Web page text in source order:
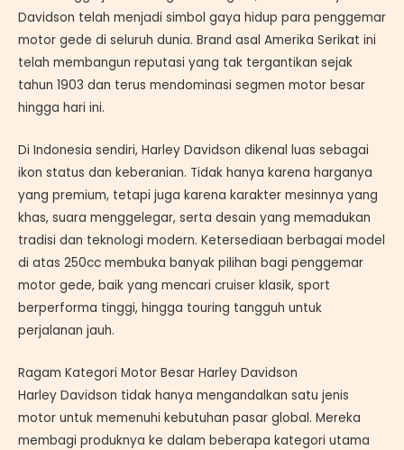
Davidson telah menjadi simbol gaya hidup para penggemar
motor gede di seluruh dunia. Brand asal Amerika Serikat ini
telah membangun reputasi yang tak tergantikan sejak
tahun 1903 dan terus mendominasi segmen motor besar
hingga hari ini.
Di Indonesia sendiri, Harley Davidson dikenal luas sebagai
ikon status dan keberanian. Tidak hanya karena harganya
yang premium, tetapi juga karena karakter mesinnya yang
khas, suara menggelegar, serta desain yang memadukan
tradisi dan teknologi modern. Ketersediaan berbagai model
di atas 250cc membuka banyak pilihan bagi penggemar
motor gede, baik yang mencari cruiser klasik, sport
berperforma tinggi, hingga touring tangguh untuk
perjalanan jauh.
Ragam Kategori Motor Besar Harley Davidson
Harley Davidson tidak hanya mengandalkan satu jenis
motor untuk memenuhi kebutuhan pasar global. Mereka
membagi produknya ke dalam beberapa kategori utama